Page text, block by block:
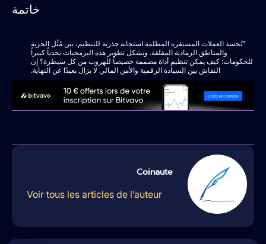
خاتمة
"تُجسد العملات المستقرة المظلمة استجابة جذرية للتنظيم، بين مُثُل الحرية
والمناطق الرمادية المقلقة. ويشكل تطوير هذه البرمجيات تحدياً كبيراً
للحكومات: كيف يمكن تنظيم أداة مصممة خصيصاً للهروب من كل سيطرة؟ إن
النقاش بين السيادة الرقمية والأمن المالي لا يزال بعيدًا عن النهاية.
Coinaute
Voir tous les articles de l’auteur